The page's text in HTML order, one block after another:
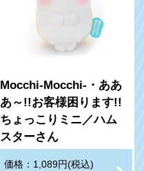
Mocchi-Mocchi-・ああ
あ～!!お客様困ります!!
ちょっこりミニ／ハム
スターさん
価格：1,089円(税込)